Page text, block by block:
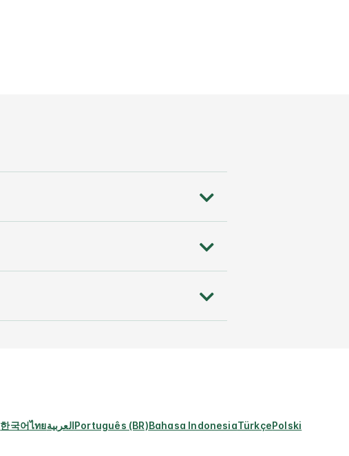
한국어ไทยالعربيةPortuguês (BR)Bahasa IndonesiaTürkçePolski